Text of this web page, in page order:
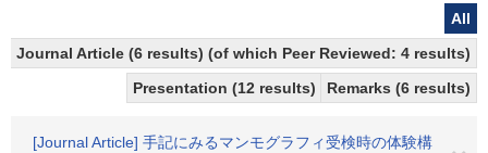
All
Journal Article (6 results) (of which Peer Reviewed: 4 results)
Presentation (12 results)
Remarks (6 results)
[Journal Article] 手記にみるマンモグラフィ受検時の体験構